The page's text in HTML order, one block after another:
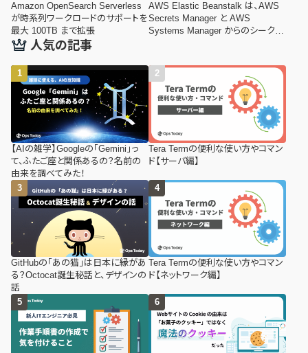
Amazon OpenSearch Serverless
が時系列ワークロードのサポートを
最大 100TB まで拡張
AWS Elastic Beanstalk は、AWS
Secrets Manager と AWS
Systems Manager からのシークレ
人気の記事
【AIの雑学】Googleの「Gemini」っ
て、ふたご座と関係あるの？名前の
由来を調べてみた！
Tera Termの便利な使い方やコマン
ド【サーバ編】
GitHubの「あの猫」は日本に縁があ
る？Octocat誕生秘話と、デザインの
話
Tera Termの便利な使い方やコマン
ド【ネットワーク編】